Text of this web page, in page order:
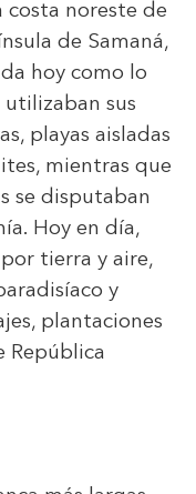
costa noreste de
de Samaná,
hoy como lo
utilizaban sus
playas aisladas
mientras que
se disputaban
Hoy en día,
tierra y aire,
y
plantaciones
República